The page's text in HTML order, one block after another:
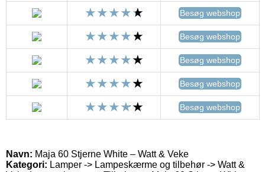
Besøg webshop
Besøg webshop
Besøg webshop
Besøg webshop
Besøg webshop
Navn: Maja 60 Stjerne White – Watt & Veke
Kategori: Lamper -> Lampeskærme og tilbehør -> Watt &